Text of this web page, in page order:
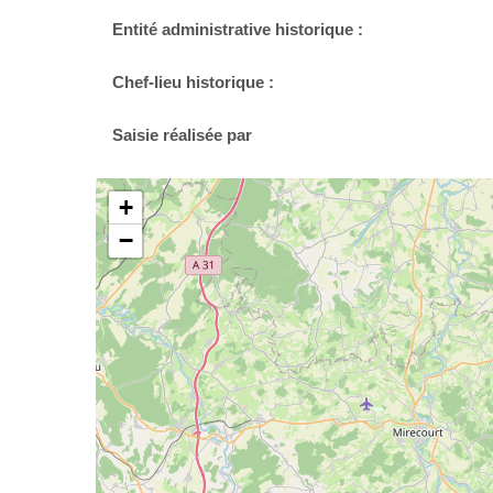
Entité administrative historique :
Chef-lieu historique :
Saisie réalisée par
+
−